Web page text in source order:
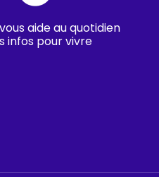
aide au quotidien
infos pour vivre